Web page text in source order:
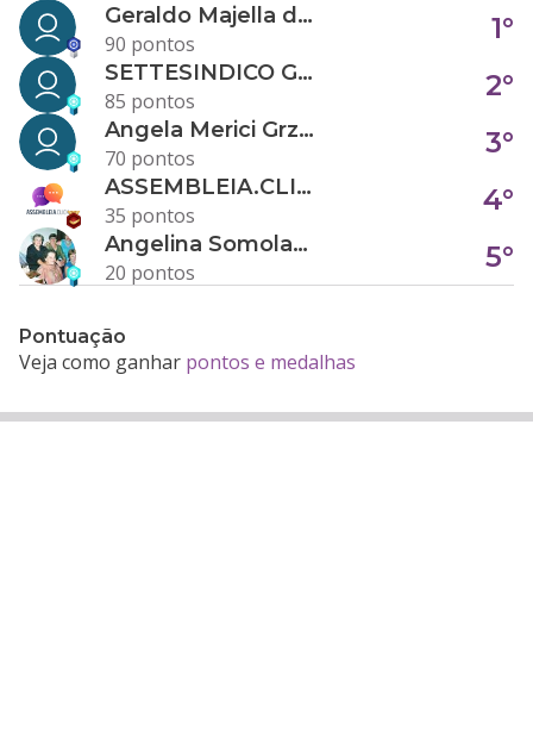
Geraldo Majella da Silva
90 pontos
1°
SETTESINDICO GOVERNANÇA CONDOMINIAL
85 pontos
2°
Angela Merici Grzybowski
70 pontos
3°
ASSEMBLEIA.CLICK
35 pontos
4°
Angelina Somolanji R. Oliveira
20 pontos
5°
Pontuação
Veja como ganhar pontos e medalhas